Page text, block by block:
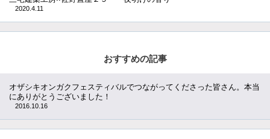
2020.4.11
おすすめの記事
オザシキオンガクフェスティバルでつながってくださった皆さん。本当
にありがとうございました！
2016.10.16